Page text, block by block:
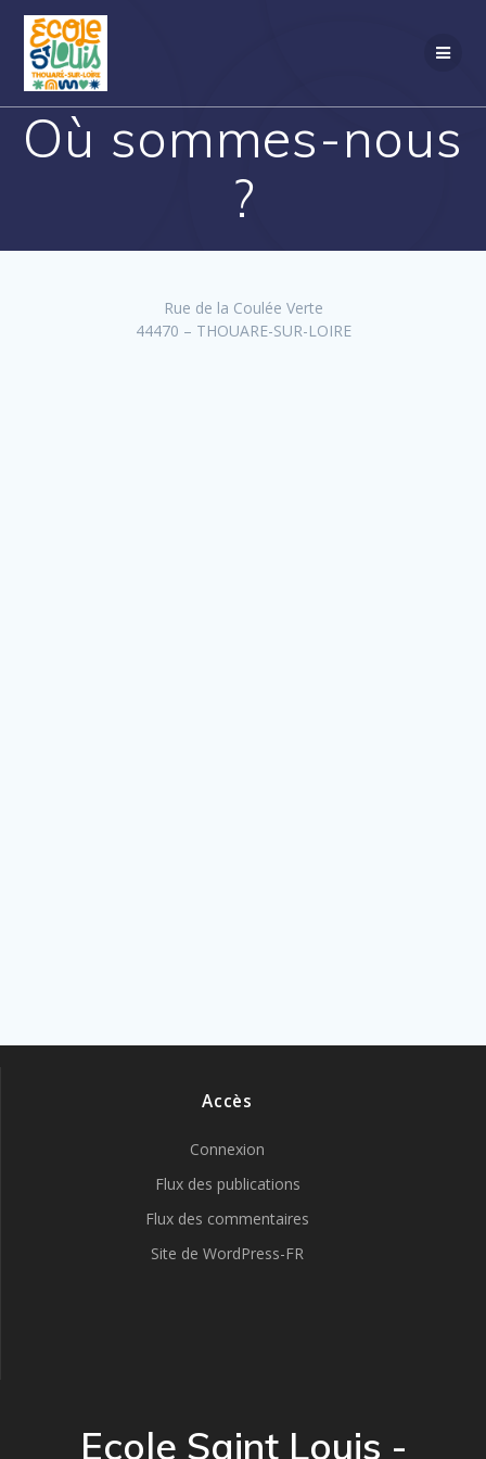
Où sommes-nous
?
Rue de la Coulée Verte
44470 – THOUARE-SUR-LOIRE
Accès
Connexion
Flux des publications
Flux des commentaires
Site de WordPress-FR
Ecole Saint Louis -